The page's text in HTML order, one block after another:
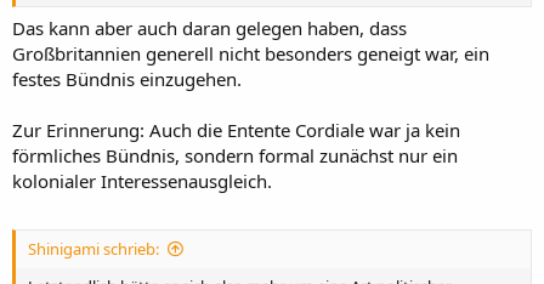
Das kann aber auch daran gelegen haben, dass
Großbritannien generell nicht besonders geneigt war, ein
festes Bündnis einzugehen.
Zur Erinnerung: Auch die Entente Cordiale war ja kein
förmliches Bündnis, sondern formal zunächst nur ein
kolonialer Interessenausgleich.
Shinigami schrieb: